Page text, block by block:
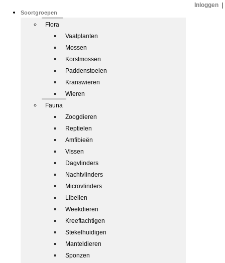
Soortgroepen
Flora
Vaatplanten
Mossen
Korstmossen
Paddenstoelen
Kranswieren
Wieren
Fauna
Zoogdieren
Reptielen
Amfibieën
Vissen
Dagvlinders
Nachtvlinders
Microvlinders
Libellen
Weekdieren
Kreeftachtigen
Stekelhuidigen
Manteldieren
Sponzen
Inloggen